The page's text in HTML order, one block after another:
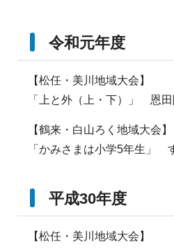
令和元年度
【松任・美川地域大会】
「上と外（上・下）」 恩
【鶴来・白山ろく地域大会】
「かみさまは小学5年生」
平成30年度
【松任・美川地域大会】